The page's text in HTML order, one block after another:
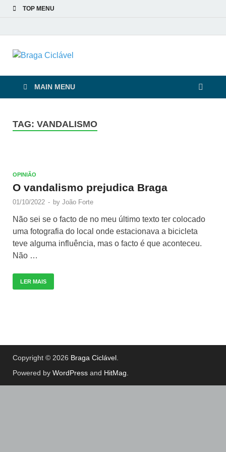
TOP MENU
Braga Ciclável
MAIN MENU
TAG: VANDALISMO
OPINIÃO
O vandalismo prejudica Braga
01/10/2022 - by João Forte
Não sei se o facto de no meu último texto ter colocado
uma fotografia do local onde estacionava a bicicleta
teve alguma influência, mas o facto é que aconteceu.
Não …
LER MAIS
Copyright © 2026 Braga Ciclável
Powered by WordPress and HitMag